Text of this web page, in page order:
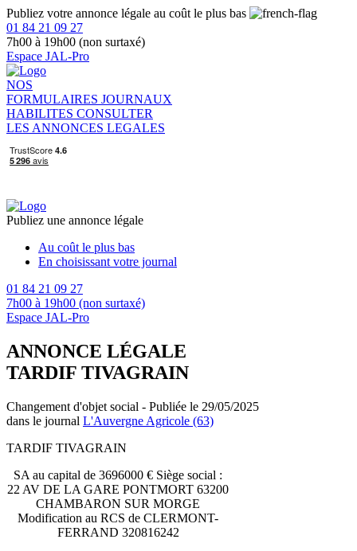
Publiez votre annonce légale au coût le plus bas
01 84 21 09 27
7h00 à 19h00 (non surtaxé)
Espace JAL-Pro
NOS
FORMULAIRES JOURNAUX
HABILITES CONSULTER
LES ANNONCES LEGALES
Publiez une annonce légale
Au coût le plus bas
En choisissant votre journal
01 84 21 09 27
7h00 à 19h00 (non surtaxé)
Espace JAL-Pro
ANNONCE LÉGALE
TARDIF TIVAGRAIN
Changement d'objet social - Publiée le 29/05/2025
dans le journal L'Auvergne Agricole (63)
TARDIF TIVAGRAIN
SA au capital de 3696000 € Siège social :
22 AV DE LA GARE PONTMORT 63200
CHAMBARON SUR MORGE
Modification au RCS de CLERMONT-
FERRAND 320816242